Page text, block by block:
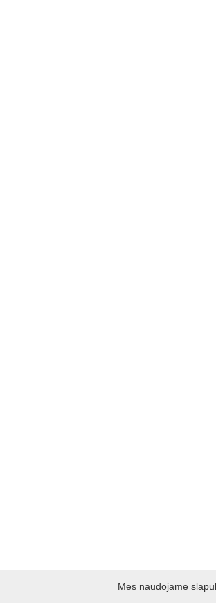
Mes naudojame